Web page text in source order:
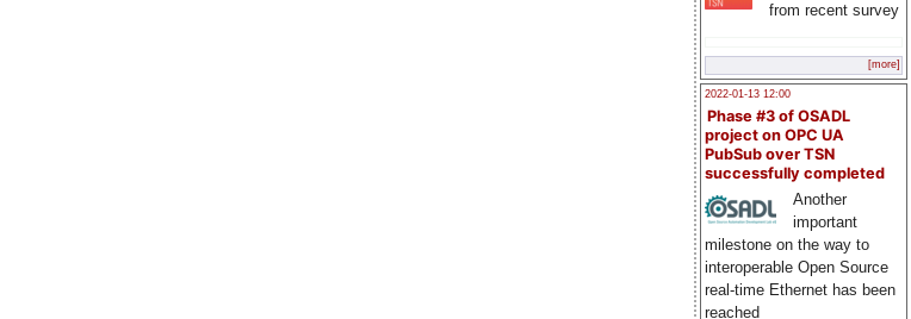
from recent survey
[more]
2022-01-13 12:00
Phase #3 of OSADL
project on OPC UA
PubSub over TSN
successfully completed
Another
important
milestone on the way to
interoperable Open Source
real-time Ethernet has been
reached